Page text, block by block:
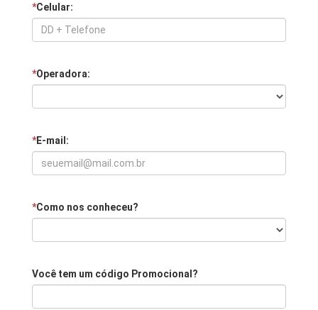
*Celular:
*Operadora:
*E-mail:
*Como nos conheceu?
Você tem um código Promocional?